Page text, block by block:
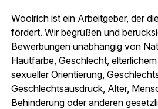
Woolrich ist ein Arbeitgeber, der
fördert. Wir begrüßen und
Bewerbungen unabhängig von
Hautfarbe, Geschlecht,
sexueller Orientierung,
Geschlechtsausdruck, Alter,
Behinderung oder anderen